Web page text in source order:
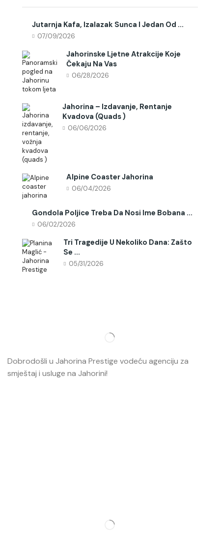
Jutarnja Kafa, Izalazak Sunca I Jedan Od ...
07/09/2026
Jahorinske Ljetne Atrakcije Koje
Čekaju Na Vas
06/28/2026
Jahorina – Izdavanje, Rentanje
Kvadova (quads )
06/06/2026
Alpine Coaster Jahorina
06/04/2026
Gondola Poljice Treba Da Nosi Ime Bobana ...
06/02/2026
Tri Tragedije U Nekoliko Dana: Zašto
Se ...
05/31/2026
Dobrodošli u Jahorina Prestige vodeću agenciju za
smještaj i usluge na Jahorini!